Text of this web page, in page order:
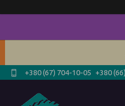
+380 (67) 704-10-05 +380